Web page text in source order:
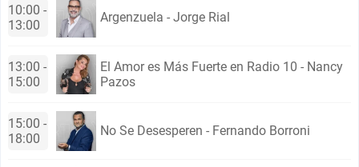
10:00 -
13:00
Argenzuela - Jorge Rial
13:00 -
15:00
El Amor es Más Fuerte en Radio 10 - Nancy
Pazos
15:00 -
18:00
No Se Desesperen - Fernando Borroni